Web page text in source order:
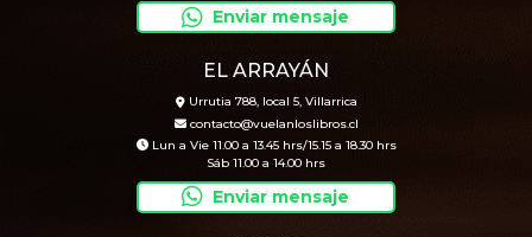
Enviar mensaje
EL ARRAYÁN
Urrutia 788, local 5, Villarrica
contacto@vuelanloslibros.cl
Lun a Vie 11.00 a 13.45 hrs/15.15 a 18.30 hrs
Sáb 11.00 a 14.00 hrs
Enviar mensaje